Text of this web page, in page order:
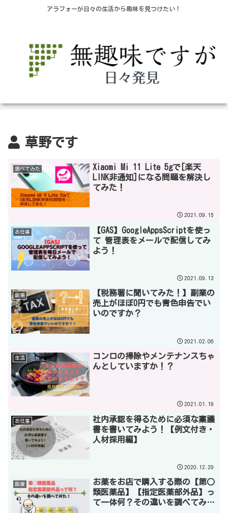
アラフォーが日々の生活から趣味を見つけたい！
草野です
調べてみた
Xiaomi Mi 11 Lite 5gで[楽天
LINK非通知]になる問題を解決し
てみた！
2021.09.15
お仕事
【GAS】GoogleAppsScriptを使っ
て 管理表をメールで配信してみ
よう！
2021.09.13
副業
【税務署に聞いてみた！】副業の
売上がほぼ0円でも青色申告でい
いのですか？
2021.02.06
生活
コンロの掃除やメンテナンスちゃ
んとしていますか！？
2021.01.19
お仕事
社内承認を得るために必須な稟議
書を書いてみよう！【例文付き・
人材採用編】
2020.12.29
医療
お薬をお店で購入する際の【第○
類医薬品】【指定医薬部外品】っ
て一体何？その違いを調べてみた